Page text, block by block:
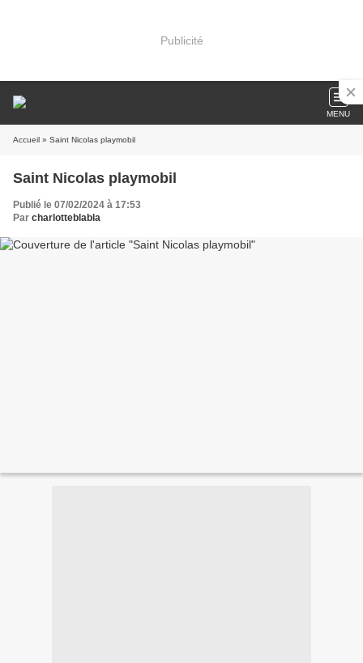
Publicité
MENU
Accueil » Saint Nicolas playmobil
Saint Nicolas playmobil
Publié le 07/02/2024 à 17:53
Par charlotteblabla